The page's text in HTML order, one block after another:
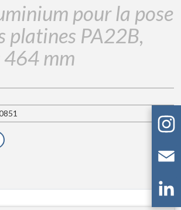
pour la pose
platines PA22B,
464 mm